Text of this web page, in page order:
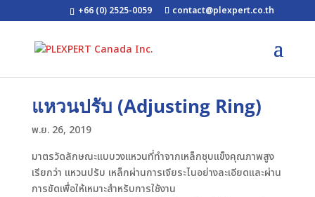
+66 (0) 2525-0059 contact@plexpert.co.th
แหวนปรับ (Adjusting Ring)
พ.ย. 26, 2019
มาตรวัดลักษณะแบบวงแหวนที่ทำจากเหล็กชุบแข็งคุณภาพสูง
เรียกว่า แหวนปรับ เหล็กผ่านการเจียระไนอย่างละเอียดและผ่าน
การขัดเพื่อให้เหมาะสำหรับการใช้งาน